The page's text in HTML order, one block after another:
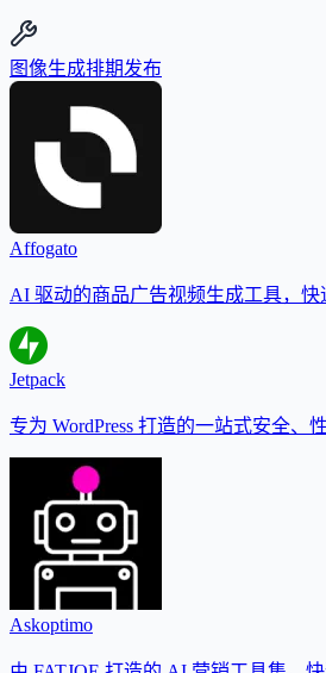
图像生成排期发布
Affogato
AI 驱动的商品广告视频生成工具，快
Jetpack
专为 WordPress 打造的一站式安全、
Askoptimo